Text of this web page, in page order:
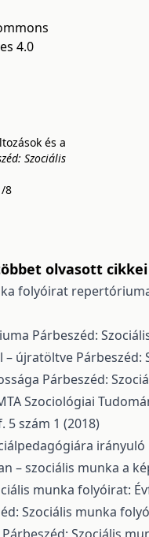
4.0
és a
Szociális
8
olvasott cikkei
folyóirat
Párbeszéd:
– újratöltve Párbeszéd:
Párbeszéd:
Szociológiai
5 szám 1 (2018)
– szociális munka a
munka folyóirat:
Szociális munka